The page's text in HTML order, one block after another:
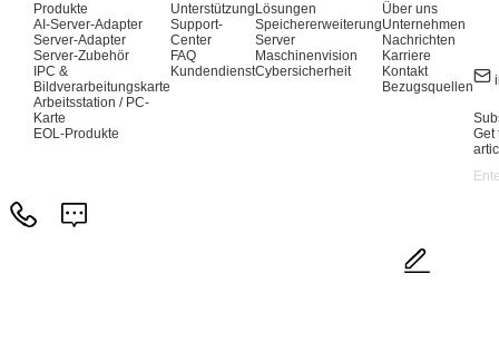
Produkte
AI-Server-Adapter
Server-Adapter
Server-Zubehör
IPC &
Bildverarbeitungskarte
Arbeitsstation / PC-
Karte
EOL-Produkte
Unterstützung
Support-
Center
FAQ
Kundendienst
Lösungen
Speichererweiterung
Server
Maschinenvision
Cybersicherheit
Über uns
Unternehmen
Nachrichten
Karriere
Kontakt
Bezugsquellen
Get